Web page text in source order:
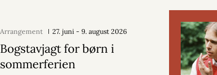
Arrangement 27. juni - 9. august 2026
Bogstavjagt for børn i
sommerferien